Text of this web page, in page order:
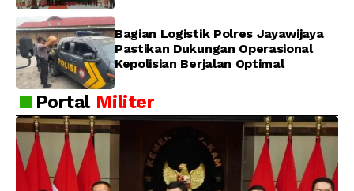
Bagian Logistik Polres Jayawijaya
Pastikan Dukungan Operasional
Kepolisian Berjalan Optimal
Portal Militer